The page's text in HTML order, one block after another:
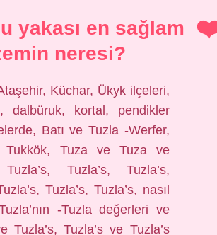
yakası en sağlam
neresi?
Küchar, Ükyk ilçeleri,
dalbüruk, kortal, pendikler
Batı ve Tuzla -Werfer,
Tukkök, Tuza ve Tuza ve
Tuzla’s, Tuzla’s, Tuzla’s,
Tuzla’s, Tuzla’s, nasıl
-Tuzla değerleri ve
Tuzla’s, Tuzla’s ve Tuzla’s